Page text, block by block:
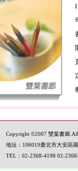
Copyright ©2007 雙葉書廊.All
地址：106019臺北市大安區
TEL：02-2368-4198 02-